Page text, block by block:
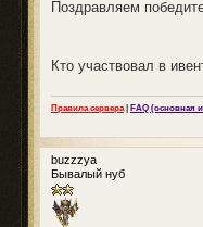
Поздравляем
Кто участвовал в
Правила сервера FAQ (основная
buzzzya
Бывалый нуб